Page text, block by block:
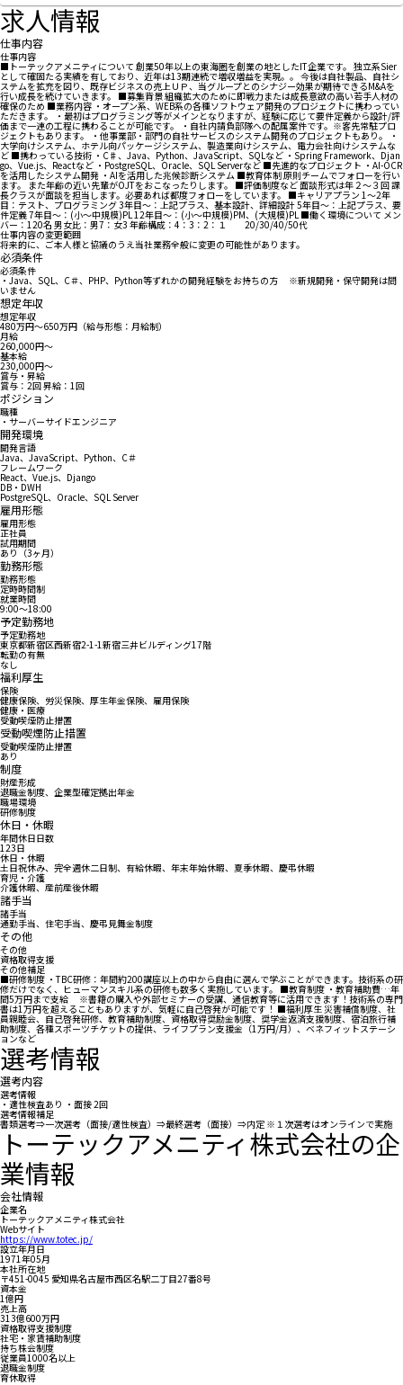
求人情報
仕事内容
仕事内容
■トーテックアメニティについて 創業50年以上の東海圏を創業の地としたIT企業です。 独立系Sier
として確固たる実績を有しており、近年は13期連続で増収増益を実現。。 今後は自社製品、自社シ
ステムを拡充を図り、既存ビジネスの売上ＵＰ、当グループとのシナジー効果が期待できるM&Aを
行い成長を続けていきます。 ■募集背景 組織拡大のために即戦力または成長意欲の高い若手人材の
確保のため ■業務内容 ・オープン系、WEB系の各種ソフトウェア開発のプロジェクトに携わってい
ただきます。 ・最初はプログラミング等がメインとなりますが、経験に応じて要件定義から設計/評
価まで一連の工程に携わることが可能です。 ・自社内請負部隊への配属案件です。※客先常駐プロ
ジェクトもあります。 ・他事業部・部門の自社サービスのシステム開発のプロジェクトもあり。 ・
大学向けシステム、ホテル向パッケージシステム、製造業向けシステム、電力会社向けシステムな
ど ■携わっている技術 ・C♯、Java、Python、JavaScript、SQLなど ・Spring Framework、Djan
go、Vue.js、Reactなど ・PostgreSQL、Oracle、SQL Serverなど ■先進的なプロジェクト ・AI-OCR
を活用したシステム開発 ・AIを活用した兆候診断システム ■教育体制 原則チームでフォローを行い
ます。 また年齢の近い先輩がOJTをおこなったりします。 ■評価制度など 面談形式は年２～３回 課
長クラスが面談を担当します。必要あれば都度フォローをしています。 ■キャリアプラン 1～2年
目：テスト、プログラミング 3年目～：上記プラス、基本設計、詳細設計 5年目～：上記プラス、要
件定義 7年目～：(小～中規模)PL 12年目～：(小～中規模)PM、(大規模)PL ■働く環境について メン
バー：120名 男女比：男7：女3 年齢構成：4：3：2：１ 20/30/40/50代
仕事内容の変更範囲
将来的に、ご本人様と協議のうえ当社業務全般に変更の可能性があります。
必須条件
必須条件
・Java、SQL、C＃、PHP、Python等ずれかの開発経験をお持ちの方 ※新規開発・保守開発は問
いません
想定年収
想定年収
480万円〜650万円（給与形態：月給制）
月給
260,000円〜
基本給
230,000円〜
賞与・昇給
賞与：2回 昇給：1回
ポジション
職種
・サーバーサイドエンジニア
開発環境
開発言語
Java、JavaScript、Python、C＃
フレームワーク
React、Vue.js、Django
DB・DWH
PostgreSQL、Oracle、SQL Server
雇用形態
雇用形態
正社員
試用期間
あり（3ヶ月）
勤務形態
勤務形態
定時時間制
就業時間
9:00〜18:00
予定勤務地
予定勤務地
東京都新宿区西新宿2-1-1新宿三井ビルディング17階
転勤の有無
なし
福利厚生
保険
健康保険、労災保険、厚生年金保険、雇用保険
健康・医療
受動喫煙防止措置
受動喫煙防止措置
受動喫煙防止措置
あり
制度
財産形成
退職金制度、企業型確定拠出年金
職場環境
研修制度
休日・休暇
年間休日日数
123日
休日・休暇
土日祝休み、完全週休二日制、有給休暇、年末年始休暇、夏季休暇、慶弔休暇
育児・介護
介護休暇、産前産後休暇
諸手当
諸手当
通勤手当、住宅手当、慶弔見舞金制度
その他
その他
資格取得支援
その他補足
■研修制度 ・TBC研修：年間約200講座以上の中から自由に選んで学ぶことができます。技術系の研
修だけでなく、ヒューマンスキル系の研修も数多く実施しています。 ■教育制度 ・教育補助費…年
間5万円まで支給 ※書籍の購入や外部セミナーの受講、通信教育等に活用できます！技術系の専門
書は1万円を超えることもありますが、気軽に自己啓発が可能です！ ■福利厚生 災害補償制度、社
員親睦会、自己啓発研修、教育補助制度、資格取得奨励金制度、奨学金返済支援制度、宿泊旅行補
助制度、各種スポーツチケットの提供、ライフプラン支援金（1万円/月）、ベネフィットステーシ
ョンなど
選考情報
選考内容
選考情報
・適性検査あり ・面接 2回
選考情報補足
書類選考⇒一次選考（面接/適性検査）⇒最終選考（面接）⇒内定 ※１次選考はオンラインで実施
トーテックアメニティ株式会社の企
業情報
会社情報
企業名
トーテックアメニティ株式会社
Webサイト
https://www.totec.jp/
設立年月日
1971年05月
本社所在地
〒451-0045 愛知県名古屋市西区名駅二丁目27番8号
資本金
1億円
売上高
313億600万円
資格取得支援制度
社宅・家賃補助制度
持ち株会制度
従業員1000名以上
退職金制度
育休取得